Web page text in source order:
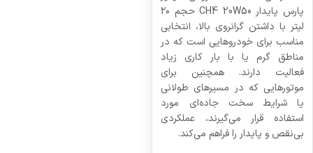
پارس پایدار CH4 20W50 حجم ۲۰
لیتر با داشتن گرانروی بالا، انتخابی
مناسب برای خودروهایی است که در
مناطق گرم یا با بار کاری زیاد
فعالیت دارند. همچنین برای
موتورهایی که در مسیرهای طولانی
یا شرایط سخت جاده‌ای مورد
استفاده قرار می‌گیرند، عملکردی
بی‌نقص و پایدار را فراهم می‌کند.